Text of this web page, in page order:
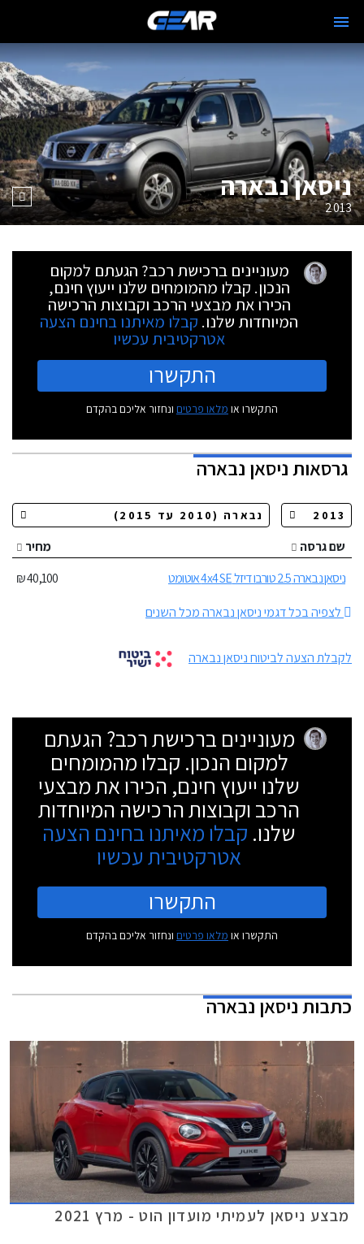
ניסאן נבארה
2013
מעוניינים ברכישת רכב? הגעתם למקום
הנכון. קבלו מהמומחים שלנו ייעוץ חינם,
הכירו את מבצעי הרכב וקבוצות הרכישה
המיוחדות שלנו. קבלו מאיתנו בחינם הצעה
אטרקטיבית עכשיו
התקשרו
התקשרו או מלאו פרטים ונחזור אליכם בהקדם
גרסאותניסאן נבארה
שם גרסה
מחיר
ניסאן נבארה 2.5 טורבו דיזל 4x4 SE אוטומט
40,100 ₪
לצפיה בכל דגמי ניסאן נבארה מכל השנים
לקבלת הצעה לביטוח ניסאן נבארה
מעוניינים ברכישת רכב? הגעתם
למקום הנכון. קבלו מהמומחים
שלנו ייעוץ חינם, הכירו את מבצעי
הרכב וקבוצות הרכישה המיוחדות
שלנו. קבלו מאיתנו בחינם הצעה
אטרקטיבית עכשיו
התקשרו
התקשרו או מלאו פרטים ונחזור אליכם בהקדם
כתבותניסאן נבארה
מבצע ניסאן לעמיתי מועדון הוט - מרץ 2021